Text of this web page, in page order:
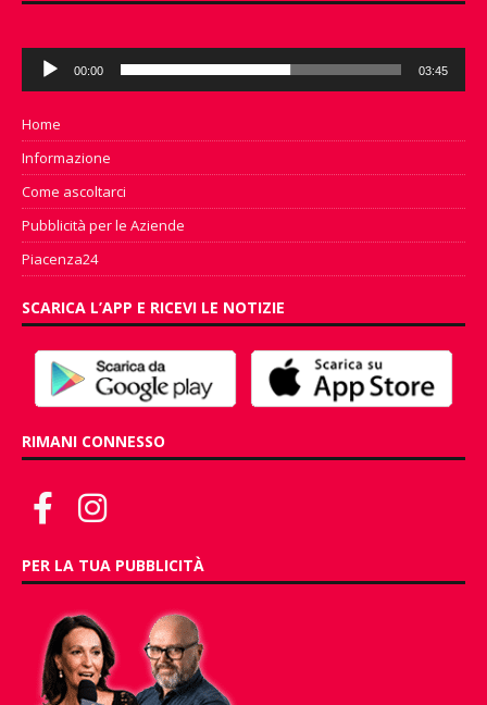
Audio
Player
00:00 03:45
Home
Informazione
Come ascoltarci
Pubblicità per le Aziende
Piacenza24
SCARICA L’APP E RICEVI LE NOTIZIE
RIMANI CONNESSO
PER LA TUA PUBBLICITÀ